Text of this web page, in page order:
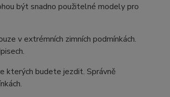
být snadno použitelné modely pro
v extrémních zimních podmínkách.
kterých budete jezdit. Správně